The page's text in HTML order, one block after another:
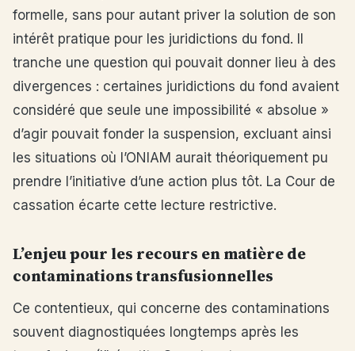
formelle, sans pour autant priver la solution de son
intérêt pratique pour les juridictions du fond. Il
tranche une question qui pouvait donner lieu à des
divergences : certaines juridictions du fond avaient
considéré que seule une impossibilité « absolue »
d’agir pouvait fonder la suspension, excluant ainsi
les situations où l’ONIAM aurait théoriquement pu
prendre l’initiative d’une action plus tôt. La Cour de
cassation écarte cette lecture restrictive.
L’enjeu pour les recours en matière de
contaminations transfusionnelles
Ce contentieux, qui concerne des contaminations
souvent diagnostiquées longtemps après les